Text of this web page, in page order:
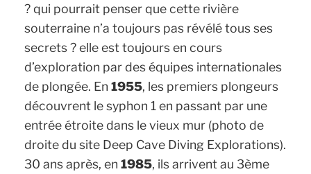
? qui pourrait penser que cette rivière
souterraine n’a toujours pas révélé tous ses
secrets ? elle est toujours en cours
d’exploration par des équipes internationales
de plongée. En1955, les premiers plongeurs
découvrent le syphon 1 en passant par une
entrée étroite dans le vieux mur (photo de
droite du site Deep Cave Diving Explorations).
30 ans après, en1985, ils arrivent au 3ème